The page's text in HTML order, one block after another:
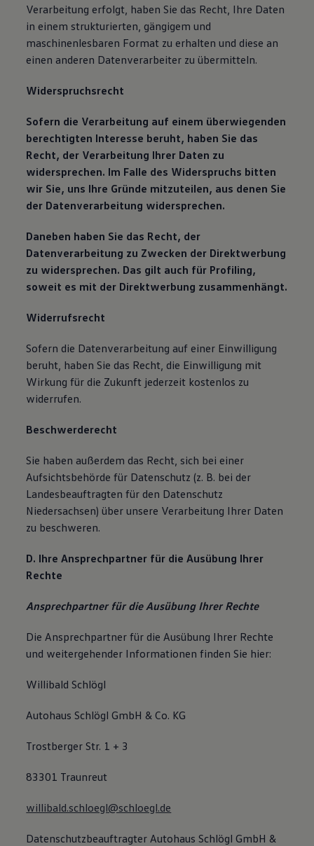
Verarbeitung erfolgt, haben Sie das Recht, Ihre Daten
in einem strukturierten, gängigem und
maschinenlesbaren Format zu erhalten und diese an
einen anderen Datenverarbeiter zu übermitteln.
Widerspruchsrecht
Sofern die Verarbeitung auf einem überwiegenden
berechtigten Interesse beruht, haben Sie das
Recht, der Verarbeitung Ihrer Daten zu
widersprechen. Im Falle des Widerspruchs bitten
wir Sie, uns Ihre Gründe mitzuteilen, aus denen Sie
der Datenverarbeitung widersprechen.
Daneben haben Sie das Recht, der
Datenverarbeitung zu Zwecken der Direktwerbung
zu widersprechen. Das gilt auch für Profiling,
soweit es mit der Direktwerbung zusammenhängt.
Widerrufsrecht
Sofern die Datenverarbeitung auf einer Einwilligung
beruht, haben Sie das Recht, die Einwilligung mit
Wirkung für die Zukunft jederzeit kostenlos zu
widerrufen.
Beschwerderecht
Sie haben außerdem das Recht, sich bei einer
Aufsichtsbehörde für Datenschutz (z. B. bei der
Landesbeauftragten für den Datenschutz
Niedersachsen) über unsere Verarbeitung Ihrer Daten
zu beschweren.
D. Ihre Ansprechpartner für die Ausübung Ihrer
Rechte
Ansprechpartner für die Ausübung Ihrer Rechte
Die Ansprechpartner für die Ausübung Ihrer Rechte
und weitergehender Informationen finden Sie hier:
Willibald Schlögl
Autohaus Schlögl GmbH & Co. KG
Trostberger Str. 1 + 3
83301 Traunreut
willibald.schloegl@schloegl.de
Datenschutzbeauftragter Autohaus Schlögl GmbH &